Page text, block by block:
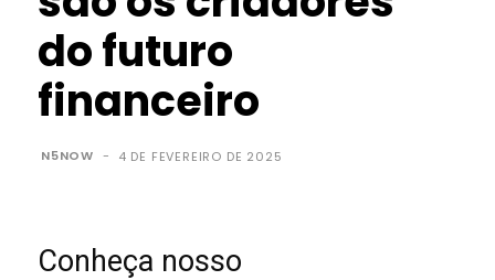
do futuro
financeiro
N5NOW - 4 DE FEVEREIRO DE 2025
Conheça nosso